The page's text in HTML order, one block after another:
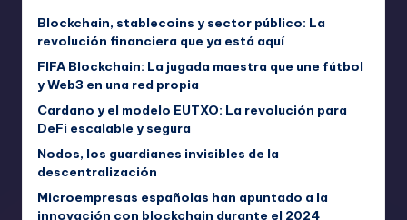
Blockchain, stablecoins y sector público: La
revolución financiera que ya está aquí
FIFA Blockchain: La jugada maestra que une fútbol
y Web3 en una red propia
Cardano y el modelo EUTXO: La revolución para
DeFi escalable y segura
Nodos, los guardianes invisibles de la
descentralización
Microempresas españolas han apuntado a la
innovación con blockchain durante el 2024